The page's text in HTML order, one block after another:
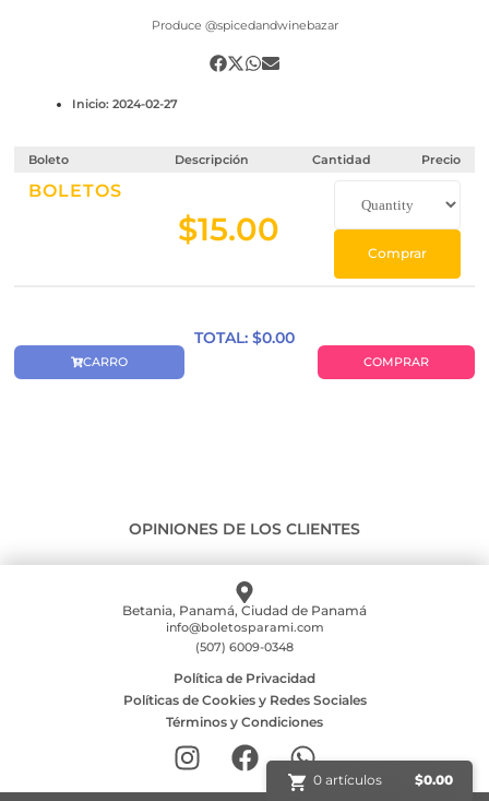
Produce @spicedandwinebazar
Inicio: 2024-02-27
Boleto Descripción Cantidad Precio
BOLETOS
$15.00
Comprar
TOTAL: $0.00
CARRO COMPRAR
OPINIONES DE LOS CLIENTES
Betania, Panamá, Ciudad de Panamá
info@boletosparami.com
(507) 6009-0348
Política de Privacidad
Políticas de Cookies y Redes Sociales
Términos y Condiciones
0 artículos $0.00